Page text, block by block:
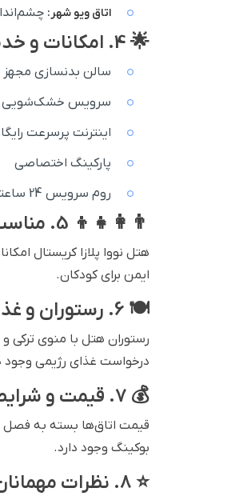
اتاق ویو شهر:
🌟 4. امکانات و خدمات
سالن بدنسازی مجهز
سرویس خشک‌شویی
اینترنت پرسرعت
پارکینگ اختصاصی
روم سرویس 24 ساعته
👨‍👩‍👧‍👦 5. مناسب بودن برای خانواده‌ها
هتل نووا پلازا کریستال
ایمن برای کودکان.
🍽️ 6. رستوران و غذا
رستوران هتل با منوی ترکی
درخواست غذای رژیمی وجود
💰 7. قیمت و شرایط رزرو
بوکینگ وجود دارد.
⭐ 8. نظرات مهمانان قبلی